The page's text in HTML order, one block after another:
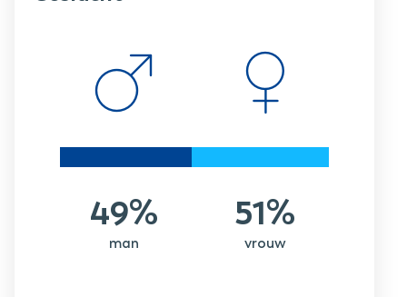
49%
man
51%
vrouw